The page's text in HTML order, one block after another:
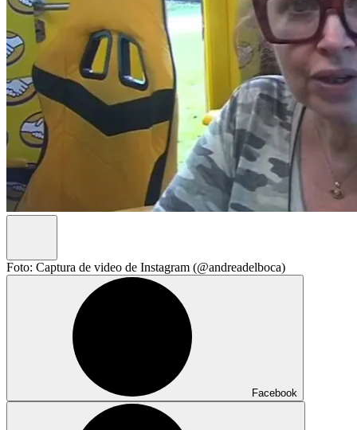
Foto: Captura de video de Instagram (@andreadelboca)
Facebook